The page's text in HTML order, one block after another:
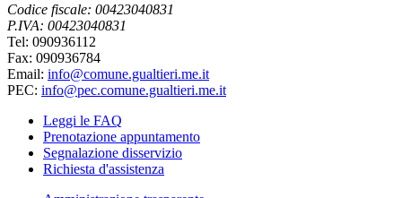
Codice fiscale: 00423040831
P.IVA: 00423040831
Tel: 090936112
Fax: 090936784
Email: info@comune.gualtieri.me.it
PEC: info@pec.comune.gualtieri.me.it
Leggi le FAQ
Prenotazione appuntamento
Segnalazione disservizio
Richiesta d'assistenza